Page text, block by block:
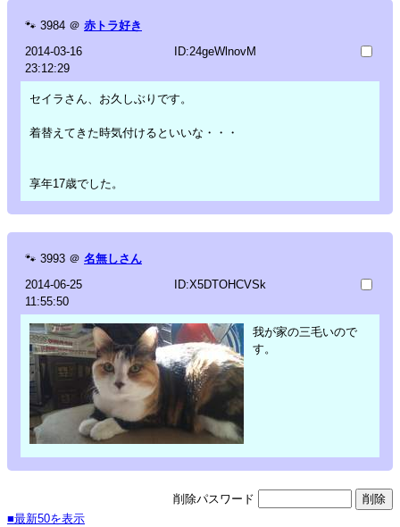
🐾 3984 ＠ 赤トラ好き
2014-03-16
23:12:29
ID:24geWlnovM
セイラさん、お久しぶりです。
着替えてきた時気付けるといいな・・・
享年17歳でした。
🐾 3993 ＠ 名無しさん
2014-06-25
11:55:50
ID:X5DTOHCVSk
我が家の三毛いので
す。
削除パスワード
■最新50を表示